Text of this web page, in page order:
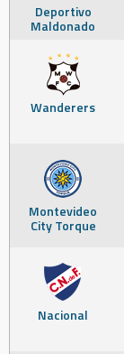
Deportivo
Maldonado
Wanderers
Montevideo
City Torque
Nacional